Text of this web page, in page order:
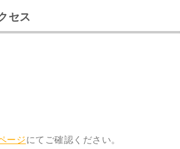
セス
ージにてご確認ください。